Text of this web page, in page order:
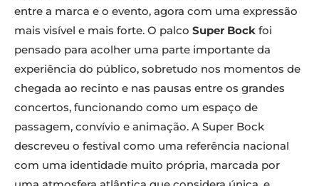
entre a marca e o evento, agora com uma expressão
mais visível e mais forte. O palco Super Bock foi
pensado para acolher uma parte importante da
experiência do público, sobretudo nos momentos de
chegada ao recinto e nas pausas entre os grandes
concertos, funcionando como um espaço de
passagem, convívio e animação. A Super Bock
descreveu o festival como uma referência nacional
com uma identidade muito própria, marcada por